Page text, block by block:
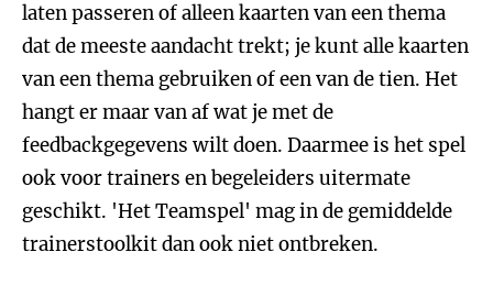
laten passeren of alleen kaarten van een thema
dat de meeste aandacht trekt; je kunt alle kaarten
van een thema gebruiken of een van de tien. Het
hangt er maar van af wat je met de
feedbackgegevens wilt doen. Daarmee is het spel
ook voor trainers en begeleiders uitermate
geschikt. 'Het Teamspel' mag in de gemiddelde
trainerstoolkit dan ook niet ontbreken.